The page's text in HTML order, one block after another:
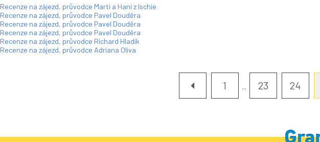
Recenze na zájezd, průvodce Marti a Hani z Ischie
Recenze na zájezd, průvodce Pavel Douděra
Recenze na zájezd, průvodce Pavel Douděra
Recenze na zájezd, průvodce Pavel Douděra
Recenze na zájezd, průvodce Richard Hladík
Recenze na zájezd, průvodce Adriana Oliva
1 ... 23 24